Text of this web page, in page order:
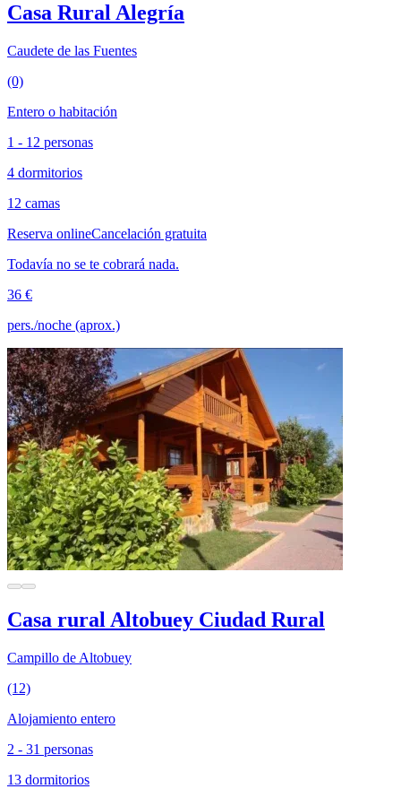
Casa Rural Alegría
Caudete de las Fuentes
(0)
Entero o habitación
1 - 12 personas
4 dormitorios
12 camas
Reserva onlineCancelación gratuita
Todavía no se te cobrará nada.
36 €
pers./noche (aprox.)
Casa rural Altobuey Ciudad Rural
Campillo de Altobuey
(12)
Alojamiento entero
2 - 31 personas
13 dormitorios